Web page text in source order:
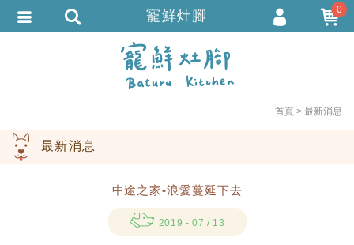
首頁 最新消息
最新消息
中途之家-浪愛蔓延下去
2019 - 07 / 13
寵鮮灶腳 0
會員登入
會員註冊
匯款通知
繁體中文